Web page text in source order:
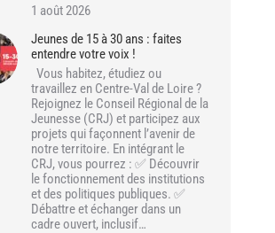
1 août 2026
Jeunes de 15 à 30 ans : faites
entendre votre voix !
Vous habitez, étudiez ou
travaillez en Centre-Val de Loire ?
Rejoignez le Conseil Régional de la
Jeunesse (CRJ) et participez aux
projets qui façonnent l’avenir de
notre territoire. En intégrant le
CRJ, vous pourrez : ✅ Découvrir
le fonctionnement des institutions
et des politiques publiques. ✅
Débattre et échanger dans un
cadre ouvert, inclusif…